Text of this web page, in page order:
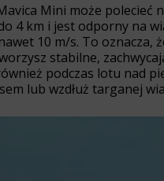
Mini może polecieć
4 km i jest odporny na
10 m/s. To oznacza,
stabilne,
podczas lotu nad
lub wzdłuż targanej